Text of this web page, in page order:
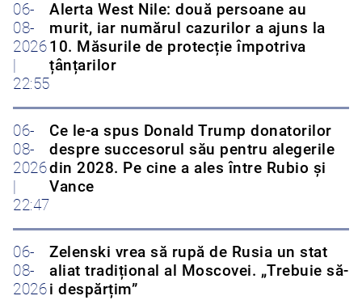
06-
08-
2026
22:55
Alerta West Nile: două persoane au
murit, iar numărul cazurilor a ajuns la
10. Măsurile de protecție împotriva
țânțarilor
06-
08-
2026
22:47
Ce le-a spus Donald Trump donatorilor
despre succesorul său pentru alegerile
din 2028. Pe cine a ales între Rubio și
Vance
06-
08-
2026
Zelenski vrea să rupă de Rusia un stat
aliat tradițional al Moscovei. „Trebuie să-
i despărțim”